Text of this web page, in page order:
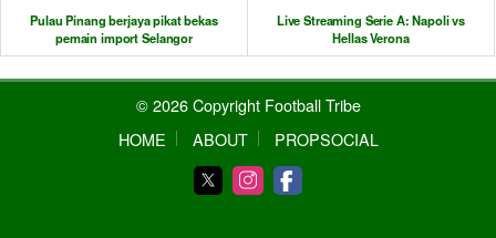
Pulau Pinang berjaya pikat bekas
pemain import Selangor
Live Streaming Serie A: Napoli vs
Hellas Verona
© 2026 Copyright Football Tribe
HOME
ABOUT PROPSOCIAL